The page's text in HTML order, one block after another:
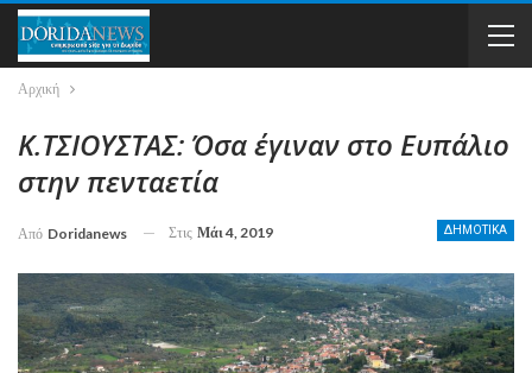
Αρχική
Κ.ΤΣΙΟΥΣΤΑΣ: Όσα έγιναν στο Ευπάλιο
στην πενταετία
ΔΗΜΟΤΙΚΑ
Από Doridanews Στις Μάι 4, 2019